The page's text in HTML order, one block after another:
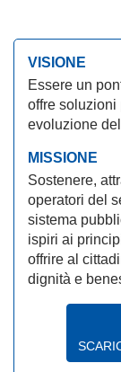
VISIONE
Essere un
offre soluzioni
evoluzione
MISSIONE
Sostenere,
operatori del
sistema
ispiri ai
offrire al
dignità e